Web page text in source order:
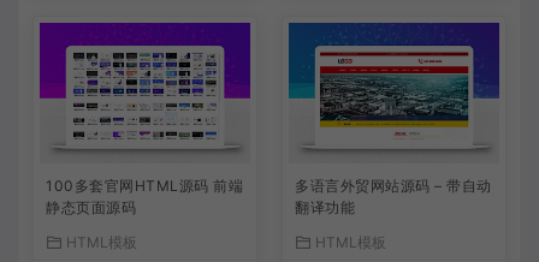
100多套官网HTML源码 前端
静态页面源码
HTML模板
多语言外贸网站源码 – 带自动
翻译功能
HTML模板